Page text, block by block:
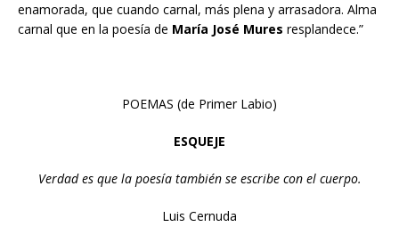
enamorada, que cuando carnal, más plena y arrasadora. Alma
carnal que en la poesía de María José Mures resplandece.”
POEMAS (de Primer Labio)
ESQUEJE
Verdad es que la poesía también se escribe con el cuerpo.
Luis Cernuda